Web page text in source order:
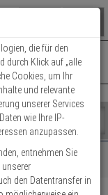
momentan leer.
Fertig
8:00 - 14:00 Uhr
die für den
durch Klick auf „alle
Cookies, um Ihr
und relevante
unserer Services
wie Ihre IP-
anzupassen.
entnehmen Sie
den Datentransfer in